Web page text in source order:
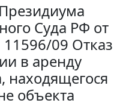
Суда РФ от
11596/09 Отказ
в аренду
находящегося
объекта